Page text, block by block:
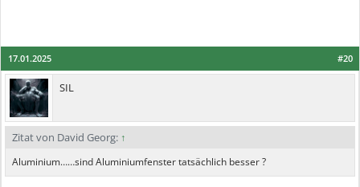
#20
17.01.2025
SIL
Zitat von David Georg: ↑
Aluminium……sind Aluminiumfenster tatsächlich besser ?